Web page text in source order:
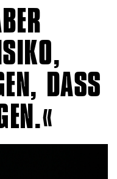
DASS